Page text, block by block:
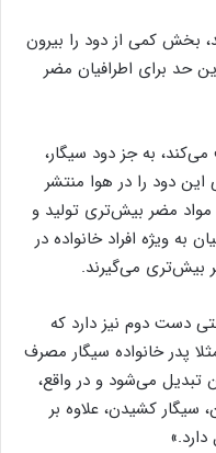
بخش کمی از دود را بیرون
حد برای اطرافیان مضر
به جز دود سیگار،
این دود را در هوا منتشر
مواد مضر بیش‌تری تولید و
به ویژه افراد خانواده در
بیش‌تری می‌گیرند.
دست دوم نیز دارد که
پدر خانواده سیگار مصرف
تبدیل می‌شود و در واقع،
سیگار کشیدن، علاوه بر